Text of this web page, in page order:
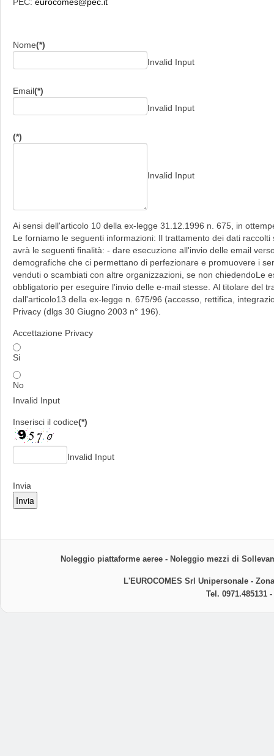
Nome(*)
Invalid Input
Email(*)
Invalid Input
(*)
Invalid Input
Ai sensi dell'articolo 10 della ex-legge 31.12.1996 n. 675, in
Le forniamo le seguenti informazioni: Il trattamento dei dati
avrà le seguenti finalità: - dare esecuzione all'invio delle email
demografiche che ci permettano di perfezionare e promuovere i
venduti o scambiati con altre organizzazioni, se non chiedendoLe
obbligatorio per eseguire l'invio delle e-mail stesse. Al titolare del
dall'articolo13 della ex-legge n. 675/96 (accesso, rettifica,
Privacy (dlgs 30 Giugno 2003 n° 196).
Accettazione Privacy
Si
No
Invalid Input
Inserisci il codice(*)
Invalid Input
Invia
Noleggio piattaforme aeree - Noleggio mezzi di
L'EUROCOMES Srl Unipersonale -
Tel. 0971.485131